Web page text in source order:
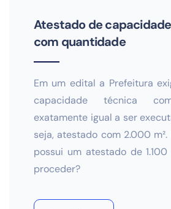
Atestado de
com quantidade
Em um edital a Prefeitura
capacidade técnica
exatamente igual a ser
seja, atestado com 2.000
possui um atestado de
proceder?